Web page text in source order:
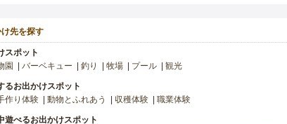
先を探す
スポット
園 バーベキュー 釣り 牧場 プール 観光
るお出かけスポット
作り体験 動物とふれあう 収穫体験 職業体験
遊べるお出かけスポット